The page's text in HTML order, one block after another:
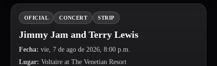
OFICIAL CONCERT STRIP
Jimmy Jam and Terry Lewis
Fecha: vie, 7 de ago de 2026, 8:00 p.m.
Lugar: Voltaire at The Venetian Resort